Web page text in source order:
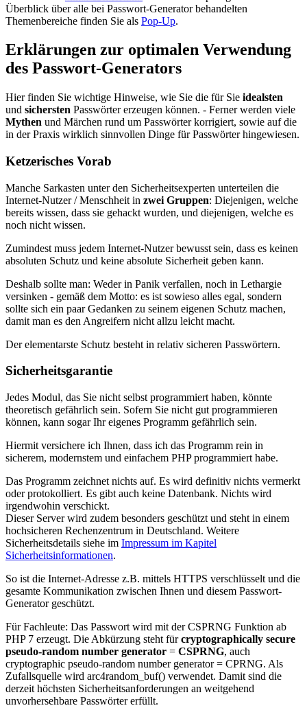
Überblick über alle bei Passwort-Generator behandelten
Themenbereiche finden Sie als Pop-Up.
Erklärungen zur optimalen Verwendung
des Passwort-Generators
Hier finden Sie wichtige Hinweise, wie Sie die für Sie idealsten
und sichersten Passwörter erzeugen können. - Ferner werden viele
Mythen und Märchen rund um Passwörter korrigiert, sowie auf die
in der Praxis wirklich sinnvollen Dinge für Passwörter hingewiesen.
Ketzerisches Vorab
Manche Sarkasten unter den Sicherheitsexperten unterteilen die
Internet-Nutzer / Menschheit in zwei Gruppen: Diejenigen, welche
bereits wissen, dass sie gehackt wurden, und diejenigen, welche es
noch nicht wissen.
Zumindest muss jedem Internet-Nutzer bewusst sein, dass es keinen
absoluten Schutz und keine absolute Sicherheit geben kann.
Deshalb sollte man: Weder in Panik verfallen, noch in Lethargie
versinken - gemäß dem Motto: es ist sowieso alles egal, sondern
sollte sich ein paar Gedanken zu seinem eigenen Schutz machen,
damit man es den Angreifern nicht allzu leicht macht.
Der elementarste Schutz besteht in relativ sicheren Passwörtern.
Sicherheitsgarantie
Jedes Modul, das Sie nicht selbst programmiert haben, könnte
theoretisch gefährlich sein. Sofern Sie nicht gut programmieren
können, kann sogar Ihr eigenes Programm gefährlich sein.
Hiermit versichere ich Ihnen, dass ich das Programm rein in
sicherem, modernstem und einfachem PHP programmiert habe.
Das Programm zeichnet nichts auf. Es wird definitiv nichts vermerkt
oder protokolliert. Es gibt auch keine Datenbank. Nichts wird
irgendwohin verschickt.
Dieser Server wird zudem besonders geschützt und steht in einem
hochsicheren Rechenzentrum in Deutschland. Weitere
Sicherheitsdetails siehe im Impressum im Kapitel
Sicherheitsinformationen.
So ist die Internet-Adresse z.B. mittels HTTPS verschlüsselt und die
gesamte Kommunikation zwischen Ihnen und diesem Passwort-
Generator geschützt.
Für Fachleute: Das Passwort wird mit der CSPRNG Funktion ab
PHP 7 erzeugt. Die Abkürzung steht fürcryptographically secure
pseudo-random number generator = CSPRNG, auch
cryptographic pseudo-random number generator = CPRNG. Als
Zufallsquelle wird arc4random_buf() verwendet. Damit sind die
derzeit höchsten Sicherheitsanforderungen an weitgehend
unvorhersehbare Passwörter erfüllt.